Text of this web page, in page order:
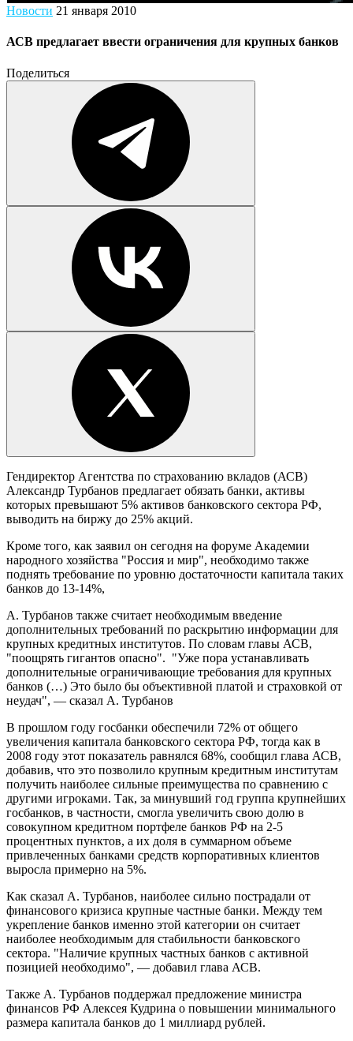
Новости 21 января 2010
АСВ предлагает ввести ограничения для крупных банков
Поделиться
Гендиректор Агентства по страхованию вкладов (АСВ)
Александр Турбанов предлагает обязать банки, активы
которых превышают 5% активов банковского сектора РФ,
выводить на биржу до 25% акций.
Кроме того, как заявил он сегодня на форуме Академии
народного хозяйства "Россия и мир", необходимо также
поднять требование по уровню достаточности капитала таких
банков до 13-14%,
А. Турбанов также считает необходимым введение
дополнительных требований по раскрытию информации для
крупных кредитных институтов. По словам главы АСВ,
"поощрять гигантов опасно". "Уже пора устанавливать
дополнительные ограничивающие требования для крупных
банков (…) Это было бы объективной платой и страховкой от
неудач", — сказал А. Турбанов
В прошлом году госбанки обеспечили 72% от общего
увеличения капитала банковского сектора РФ, тогда как в
2008 году этот показатель равнялся 68%, сообщил глава АСВ,
добавив, что это позволило крупным кредитным институтам
получить наиболее сильные преимущества по сравнению с
другими игроками. Так, за минувший год группа крупнейших
госбанков, в частности, смогла увеличить свою долю в
совокупном кредитном портфеле банков РФ на 2-5
процентных пунктов, а их доля в суммарном объеме
привлеченных банками средств корпоративных клиентов
выросла примерно на 5%.
Как сказал А. Турбанов, наиболее сильно пострадали от
финансового кризиса крупные частные банки. Между тем
укрепление банков именно этой категории он считает
наиболее необходимым для стабильности банковского
сектора. "Наличие крупных частных банков с активной
позицией необходимо", — добавил глава АСВ.
Также А. Турбанов поддержал предложение министра
финансов РФ Алексея Кудрина о повышении минимального
размера капитала банков до 1 миллиард рублей.